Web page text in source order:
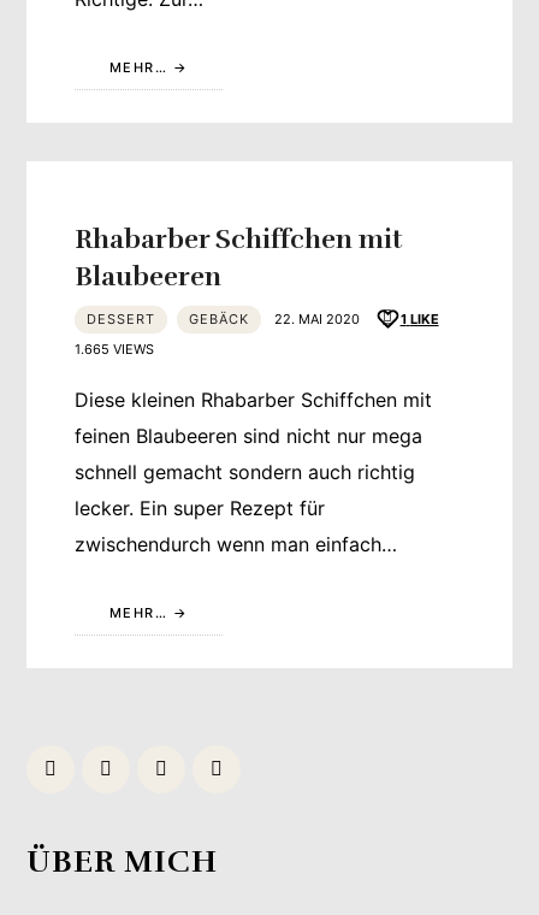
MEHR…
Rhabarber Schiffchen mit
Blaubeeren
DESSERT GEBÄCK 22. MAI 2020 1 LIKE
1.665 VIEWS
Diese kleinen Rhabarber Schiffchen mit
feinen Blaubeeren sind nicht nur mega
schnell gemacht sondern auch richtig
lecker. Ein super Rezept für
zwischendurch wenn man einfach…
MEHR…
ÜBER MICH